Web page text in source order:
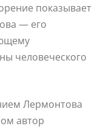
показывает
— его
человеческого
Лермонтова
автор